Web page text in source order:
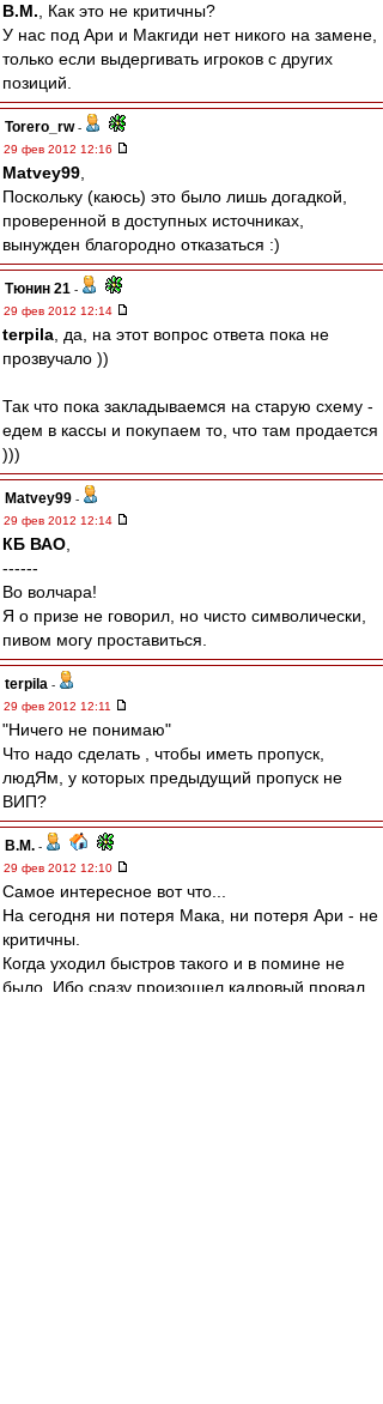
В.М. , Как это не критичны?
У нас под Ари и Макгиди нет никого на замене,
только если выдергивать игроков с других
позиций.
Torero_rw-
29 фев 2012 12:16
Matvey99
Поскольку (каюсь) это было лишь догадкой,
проверенной в доступных источниках,
вынужден благородно отказаться :)
Тюнин 21 -
29 фев 2012 12:14
terpila , да, на этот вопрос ответа пока не
прозвучало ))
Так что пока закладываемся на старую схему -
едем в кассы и покупаем то, что там продается
)))
Matvey99 -
29 фев 2012 12:14
КБ ВАО
------
Во волчара!
Я о призе не говорил, но чисто символически,
пивом могу проставиться.
terpila -
29 фев 2012 12:11
"Ничего не понимаю"
Что надо сделать , чтобы иметь пропуск,
людЯм, у которых предыдущий пропуск не
ВИП?
В.М. -
29 фев 2012 12:10
Самое интересное вот что...
На сегодня ни потеря Мака, ни потеря Ари - не
критичны.
Когда уходил быстров такого и в помине не
было. Ибо сразу произошел кадровый провал